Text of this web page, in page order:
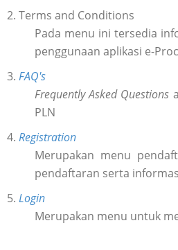
2. Terms and Conditions
Pada menu ini tersedia
penggunaan aplikasi e-
3. FAQ's
Frequently Asked Questions
PLN
4. Registration
Merupakan menu
pendaftaran serta
5. Login
Merupakan menu untuk